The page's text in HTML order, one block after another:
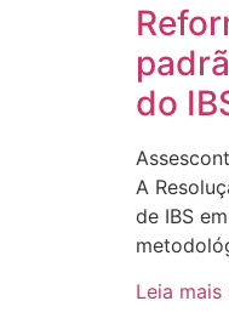
do
Assescont
A
de IBS
Leia mais